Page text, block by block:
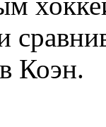
Коэн.